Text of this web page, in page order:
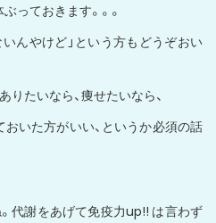
っておきます。。。
んやけど」という方もどうぞおい
りたいなら、痩せたいなら、
いた方がいい、というか必須の話
代謝をあげて免疫力up!! は言わず